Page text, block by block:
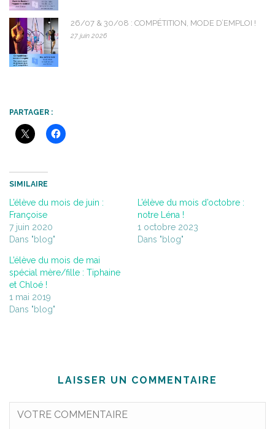
26/07 & 30/08 : COMPÉTITION, MODE D’EMPLOI !
27 juin 2026
PARTAGER :
SIMILAIRE
L’élève du mois de juin :
Françoise
7 juin 2020
Dans "blog"
L’élève du mois d’octobre :
notre Léna !
1 octobre 2023
Dans "blog"
L’élève du mois de mai
spécial mère/fille : Tiphaine
et Chloé !
1 mai 2019
Dans "blog"
LAISSER UN COMMENTAIRE